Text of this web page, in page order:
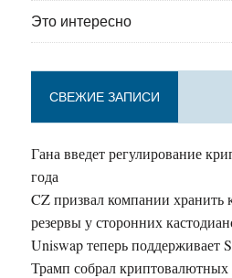
Это интересно
СВЕЖИЕ ЗАПИСИ
Гана введет регулирование
года
CZ призвал компании хранить
резервы у сторонних
Uniswap теперь поддерживает
Трамп собрал